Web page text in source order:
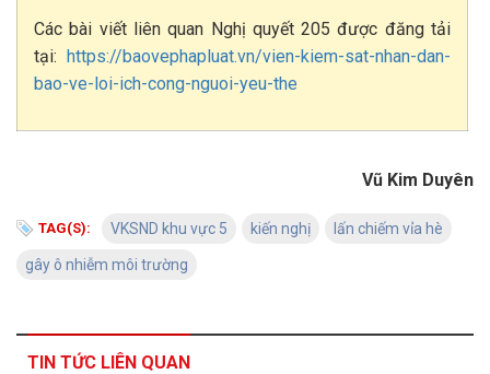
Các bài viết liên quan Nghị quyết 205 được đăng tải
tại: https://baovephapluat.vn/vien-kiem-sat-nhan-dan-
bao-ve-loi-ich-cong-nguoi-yeu-the
Vũ Kim Duyên
TAG(S): VKSND khu vực 5 kiến nghị lấn chiếm vỉa hè
gây ô nhiễm môi trường
TIN TỨC LIÊN QUAN